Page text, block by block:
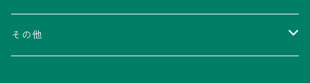
V-type兜
ウィギンシア属
アロエ属
ムクロジ科：カエデ属
その他